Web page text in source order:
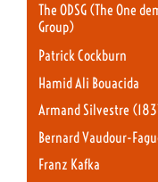
The ODSG (The One
Group)
Patrick Cockburn
Hamid Ali Bouacida
Armand Silvestre
Bernard Vaudour-
Franz Kafka